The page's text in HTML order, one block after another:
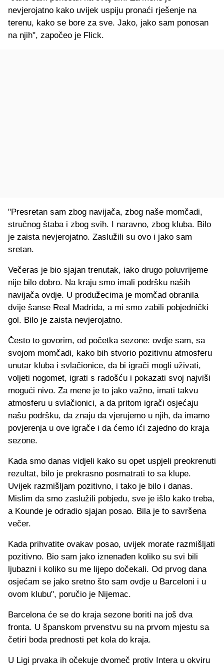
nevjerojatno kako uvijek uspiju pronaći rješenje na
terenu, kako se bore za sve. Jako, jako sam ponosan
na njih", započeo je Flick.
"Presretan sam zbog navijača, zbog naše momčadi,
stručnog štaba i zbog svih. I naravno, zbog kluba. Bilo
je zaista nevjerojatno. Zaslužili su ovo i jako sam
sretan.
Večeras je bio sjajan trenutak, iako drugo poluvrijeme
nije bilo dobro. Na kraju smo imali podršku naših
navijača ovdje. U produžecima je momčad obranila
dvije šanse Real Madrida, a mi smo zabili pobjednički
gol. Bilo je zaista nevjerojatno.
Često to govorim, od početka sezone: ovdje sam, sa
svojom momčadi, kako bih stvorio pozitivnu atmosferu
unutar kluba i svlačionice, da bi igrači mogli uživati,
voljeti nogomet, igrati s radošću i pokazati svoj najviši
mogući nivo. Za mene je to jako važno, imati takvu
atmosferu u svlačionici, a da pritom igrači osjećaju
našu podršku, da znaju da vjerujemo u njih, da imamo
povjerenja u ove igrače i da ćemo ići zajedno do kraja
sezone.
Kada smo danas vidjeli kako su opet uspjeli preokrenuti
rezultat, bilo je prekrasno posmatrati to sa klupe.
Uvijek razmišljam pozitivno, i tako je bilo i danas.
Mislim da smo zaslužili pobjedu, sve je išlo kako treba,
a Kounde je odradio sjajan posao. Bila je to savršena
večer.
Kada prihvatite ovakav posao, uvijek morate razmišljati
pozitivno. Bio sam jako iznenađen koliko su svi bili
ljubazni i koliko su me lijepo dočekali. Od prvog dana
osjećam se jako sretno što sam ovdje u Barceloni i u
ovom klubu", poručio je Nijemac.
Barcelona će se do kraja sezone boriti na još dva
fronta. U španskom prvenstvu su na prvom mjestu sa
četiri boda prednosti pet kola do kraja.
U Ligi prvaka ih očekuje dvomeč protiv Intera u okviru